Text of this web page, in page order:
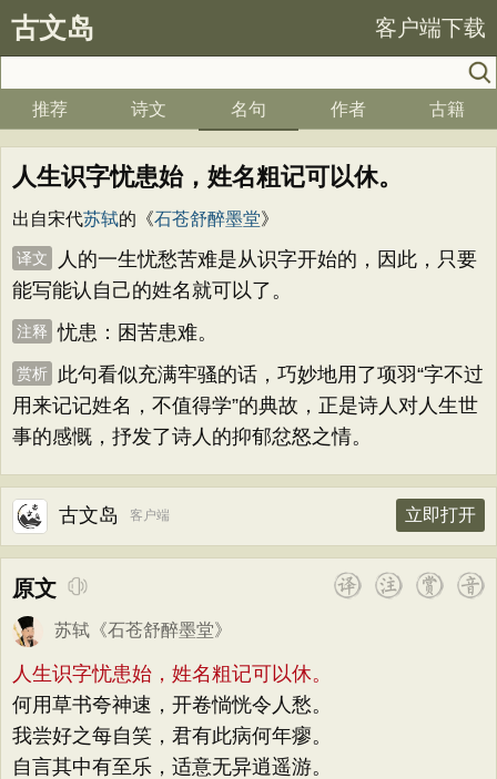
古文岛 客户端下载
推荐 诗文 名句 作者 古籍
人生识字忧患始，姓名粗记可以休。
出自宋代苏轼的《石苍舒醉墨堂》
译文
人的一生忧愁苦难是从识字开始的，因此，只要
能写能认自己的姓名就可以了。
注释 忧患：困苦患难。
赏析
此句看似充满牢骚的话，巧妙地用了项羽“字不过
用来记记姓名，不值得学”的典故，正是诗人对人生世
事的感慨，抒发了诗人的抑郁忿怒之情。
古文岛 客户端 立即打开
原文
苏轼 《石苍舒醉墨堂》
人生识字忧患始，姓名粗记可以休。
何用草书夸神速，开卷惝恍令人愁。
我尝好之每自笑，君有此病何年瘳。
自言其中有至乐，适意无异逍遥游。